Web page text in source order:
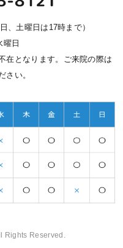
、土曜日は17時まで）
曜日
在となります。ご来院の際は
さい。
Rights Reserved.